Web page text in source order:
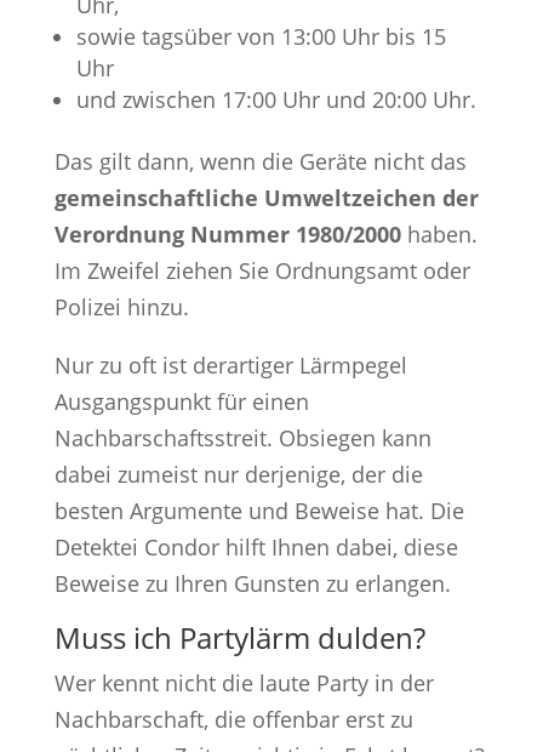
sowie tagsüber von 13:00 Uhr bis 15
Uhr
und zwischen 17:00 Uhr und 20:00 Uhr.
Das gilt dann, wenn die Geräte nicht das
gemeinschaftliche Umweltzeichen der
Verordnung Nummer 1980/2000haben.
Im Zweifel ziehen Sie Ordnungsamt oder
Polizei hinzu.
Nur zu oft ist derartiger Lärmpegel
Ausgangspunkt für einen
Nachbarschaftsstreit. Obsiegen kann
dabei zumeist nur derjenige, der die
besten Argumente und Beweise hat. Die
Detektei Condor hilft Ihnen dabei, diese
Beweise zu Ihren Gunsten zu erlangen.
Muss ich Partylärm dulden?
Wer kennt nicht die laute Party in der
Nachbarschaft, die offenbar erst zu